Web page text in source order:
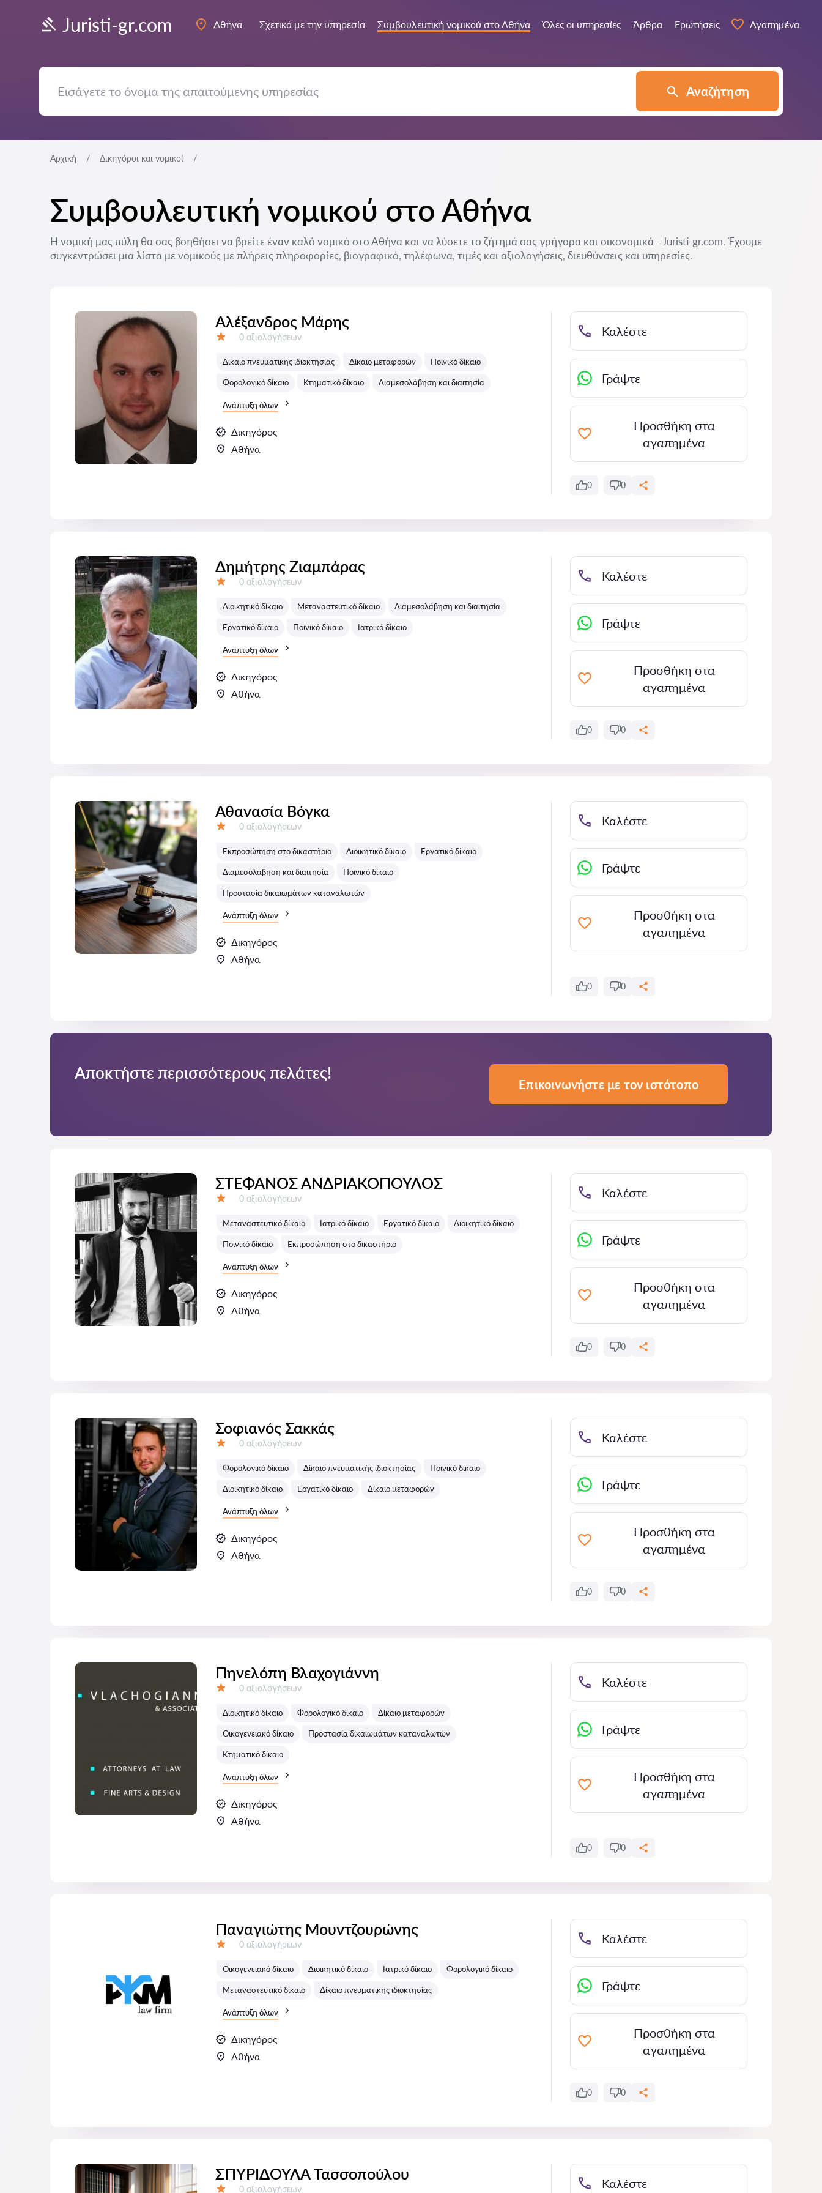
Juristi-gr.com Αθήνα Σχετικά με την υπηρεσία Συμβουλευτική νομικού στο Αθήνα Όλες οι υπηρεσίες Άρθρα Ερωτήσεις Αγαπημένα
Αναζήτηση
Αρχική Δικηγόροι και νομικοί
Συμβουλευτική νομικού στο Αθήνα
Η νομική μας πύλη θα σας βοηθήσει να βρείτε έναν καλό νομικό στο Αθήνα και να λύσετε το ζήτημά σας γρήγορα και οικονομικά - Juristi-gr.com. Έχουμε
συγκεντρώσει μια λίστα με νομικούς με πλήρεις πληροφορίες, βιογραφικό, τηλέφωνα, τιμές και αξιολογήσεις, διευθύνσεις και υπηρεσίες.
Αλέξανδρος Μάρης
Αξιολογήσεις:
0 αξιολογήσεων
Δίκαιο πνευματικής ιδιοκτησίας Δίκαιο μεταφορών Ποινικό δίκαιο
Φορολογικό δίκαιο Κτηματικό δίκαιο Διαμεσολάβηση και διαιτησία
Ανάπτυξη όλων
Δικηγόρος
Αθήνα
Καλέστε
Γράψτε
Προσθήκη στα
αγαπημένα
0 0
Δημήτρης Ζιαμπάρας
Αξιολογήσεις:
0 αξιολογήσεων
Διοικητικό δίκαιο Μεταναστευτικό δίκαιο Διαμεσολάβηση και διαιτησία
Εργατικό δίκαιο Ποινικό δίκαιο Ιατρικό δίκαιο
Ανάπτυξη όλων
Δικηγόρος
Αθήνα
Καλέστε
Γράψτε
Προσθήκη στα
αγαπημένα
0 0
Αθανασία Βόγκα
Αξιολογήσεις:
0 αξιολογήσεων
Εκπροσώπηση στο δικαστήριο Διοικητικό δίκαιο Εργατικό δίκαιο
Διαμεσολάβηση και διαιτησία Ποινικό δίκαιο
Προστασία δικαιωμάτων καταναλωτών
Ανάπτυξη όλων
Δικηγόρος
Αθήνα
Καλέστε
Γράψτε
Προσθήκη στα
αγαπημένα
0 0
Αποκτήστε περισσότερους πελάτες!
Επικοινωνήστε με τον ιστότοπο
ΣΤΕΦΑΝΟΣ ΑΝΔΡΙΑΚΟΠΟΥΛΟΣ
Αξιολογήσεις:
0 αξιολογήσεων
Μεταναστευτικό δίκαιο Ιατρικό δίκαιο Εργατικό δίκαιο Διοικητικό δίκαιο
Ποινικό δίκαιο Εκπροσώπηση στο δικαστήριο
Ανάπτυξη όλων
Δικηγόρος
Αθήνα
Καλέστε
Γράψτε
Προσθήκη στα
αγαπημένα
0 0
Σοφιανός Σακκάς
Αξιολογήσεις:
0 αξιολογήσεων
Φορολογικό δίκαιο Δίκαιο πνευματικής ιδιοκτησίας Ποινικό δίκαιο
Διοικητικό δίκαιο Εργατικό δίκαιο Δίκαιο μεταφορών
Ανάπτυξη όλων
Δικηγόρος
Αθήνα
Καλέστε
Γράψτε
Προσθήκη στα
αγαπημένα
0 0
Πηνελόπη Βλαχογιάννη
Αξιολογήσεις:
0 αξιολογήσεων
Διοικητικό δίκαιο Φορολογικό δίκαιο Δίκαιο μεταφορών
Οικογενειακό δίκαιο Προστασία δικαιωμάτων καταναλωτών
Κτηματικό δίκαιο
Ανάπτυξη όλων
Δικηγόρος
Αθήνα
Καλέστε
Γράψτε
Προσθήκη στα
αγαπημένα
0 0
Παναγιώτης Μουντζουρώνης
Αξιολογήσεις:
0 αξιολογήσεων
Οικογενειακό δίκαιο Διοικητικό δίκαιο Ιατρικό δίκαιο Φορολογικό δίκαιο
Μεταναστευτικό δίκαιο Δίκαιο πνευματικής ιδιοκτησίας
Ανάπτυξη όλων
Δικηγόρος
Αθήνα
Καλέστε
Γράψτε
Προσθήκη στα
αγαπημένα
0 0
ΣΠΥΡΙΔΟΎΛΑ Τασσοπούλου
Αξιολογήσεις:
0 αξιολογήσεων Καλέστε